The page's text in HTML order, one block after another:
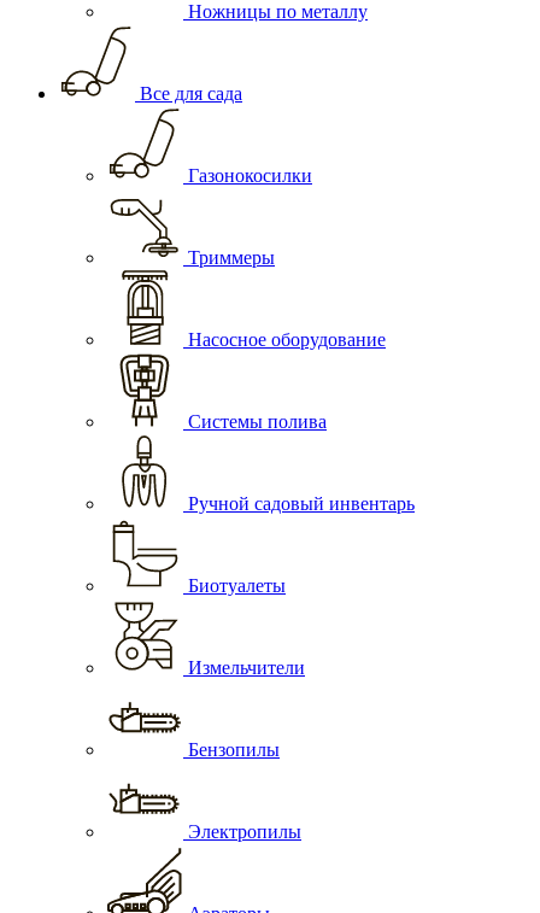
Ножницы по металлу
Все для сада
Газонокосилки
Триммеры
Насосное оборудование
Системы полива
Ручной садовый инвентарь
Биотуалеты
Измельчители
Бензопилы
Электропилы